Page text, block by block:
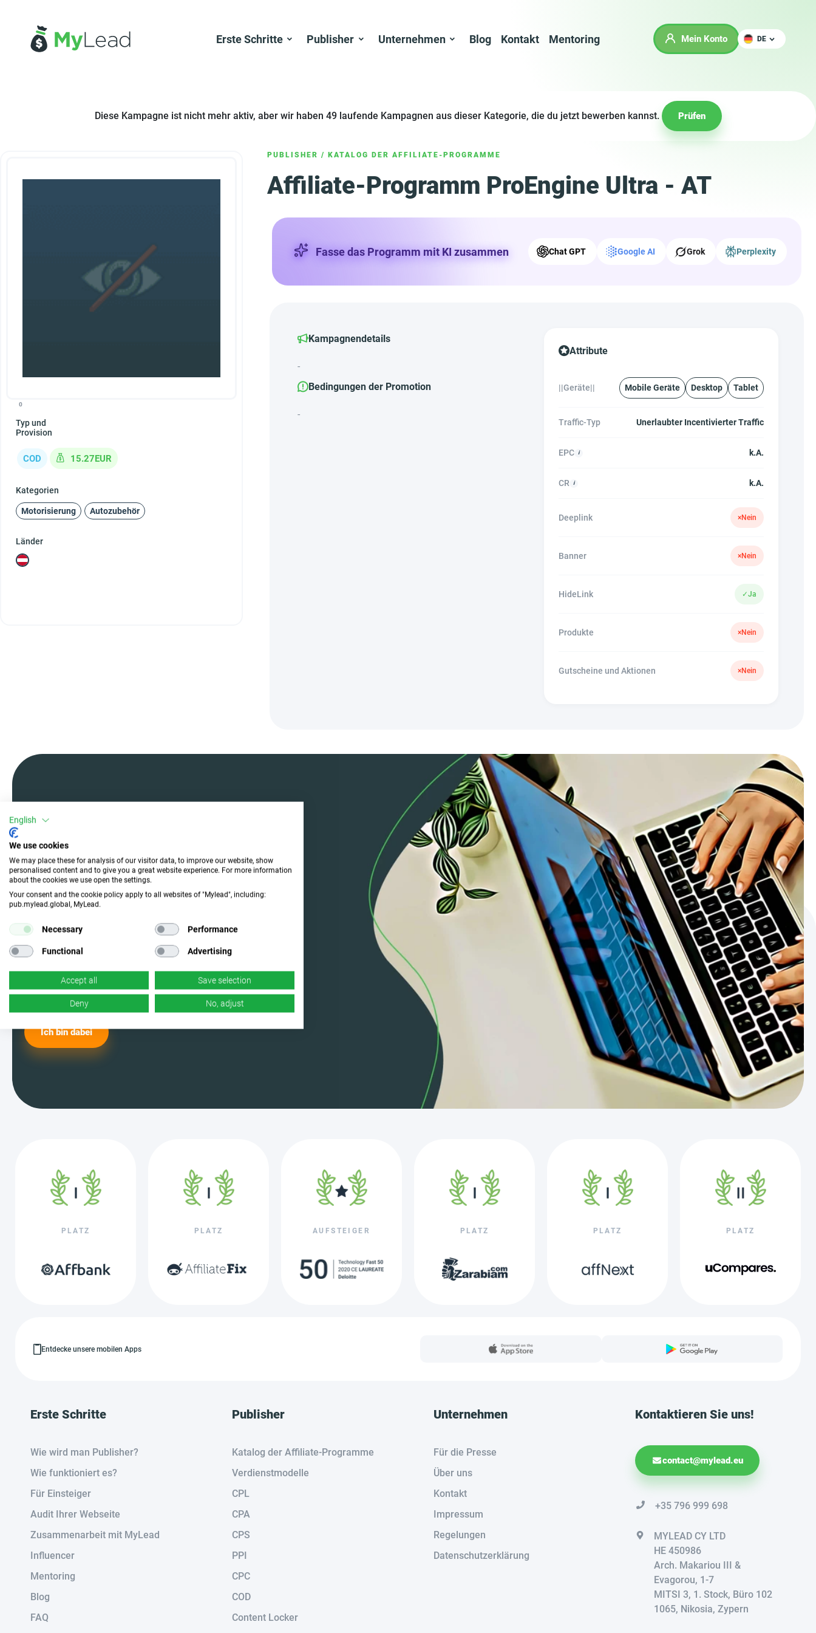
Erste Schritte Publisher Unternehmen Blog Kontakt Mentoring Mein Konto DE
Diese Kampagne ist nicht mehr aktiv, aber wir haben 49 laufende Kampagnen aus dieser Kategorie, die du jetzt bewerben kannst. Prüfen
PUBLISHER / KATALOG DER AFFILIATE-PROGRAMME
Affiliate-Programm ProEngine Ultra - AT
0
Typ und
Provision
COD 15.27EUR
Kategorien
Motorisierung Autozubehör
Länder
Fasse das Programm mit KI zusammen Chat GPT Google AI Grok Perplexity
Kampagnendetails
-
Bedingungen der Promotion
-
Attribute
||Geräte|| Mobile Geräte Desktop Tablet
Traffic-Typ Unerlaubter Incentivierter Traffic
EPC k.A.
CR k.A.
Deeplink ×Nein
Banner ×Nein
HideLink ✓Ja
Produkte ×Nein
Gutscheine und Aktionen ×Nein
Mach mit und wähle die
perfekte Kampagne
Werde einer der MyLead-Nutzer und
wähle aus den effektivsten
Kampagnen. Ja, du hast richtig
gelesen – wir haben jede Menge
davon.
Ich bin dabei
PLATZ PLATZ AUFSTEIGER PLATZ PLATZ PLATZ
Entdecke unsere mobilen Apps
Erste Schritte
Wie wird man Publisher?
Wie funktioniert es?
Für Einsteiger
Audit Ihrer Webseite
Zusammenarbeit mit MyLead
Influencer
Mentoring
Blog
FAQ
Publisher
Katalog der Affiliate-Programme
Verdienstmodelle
CPL
CPA
CPS
PPI
CPC
COD
Content Locker
Unternehmen
Für die Presse
Über uns
Kontakt
Impressum
Regelungen
Datenschutzerklärung
Kontaktieren Sie uns!
contact@mylead.eu
+35 796 999 698
MYLEAD CY LTD
HE 450986
Arch. Makariou III &
Evagorou, 1-7
MITSI 3, 1. Stock, Büro 102
1065, Nikosia, Zypern
English
We use cookies
We may place these for analysis of our visitor data, to improve our website, show
personalised content and to give you a great website experience. For more information
about the cookies we use open the settings.
Your consent and the cookie policy apply to all websites of "Mylead", including:
pub.mylead.global, MyLead.
Necessary Performance
Functional Advertising
Accept all Save selection
Deny No, adjust